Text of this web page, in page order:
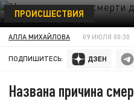
ПРОИСШЕСТВИЯ
АЛЛА МИХАЙЛОВА 09 ИЮЛЯ 00:30
ПОДПИШИТЕСЬ:
Названа причина